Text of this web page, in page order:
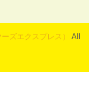
ズエクスプレス）
All